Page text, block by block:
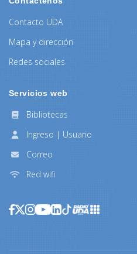
Contacto UDA
Mapa y dirección
Redes sociales
Servicios web
Bibliotecas
Ingreso | Usuario
Correo
Red wifi